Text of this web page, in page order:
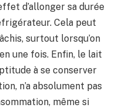
d’allonger sa durée
Cela peut
surtout lorsqu’on
une fois. Enfin, le lait
à se conserver
n’a absolument pas
même si